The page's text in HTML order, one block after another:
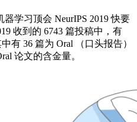
习顶会 NeurIPS 2019 快要
收到的 6743 篇投稿中，有
有 36 篇为 Oral （口头报告）
论文的含金量。